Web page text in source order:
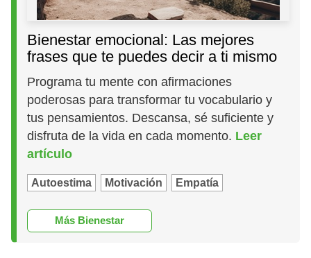
Bienestar emocional: Las mejores
frases que te puedes decir a ti mismo
Programa tu mente con afirmaciones
poderosas para transformar tu vocabulario y
tus pensamientos. Descansa, sé suficiente y
disfruta de la vida en cada momento. Leer
artículo
Autoestima Motivación Empatía
Más Bienestar